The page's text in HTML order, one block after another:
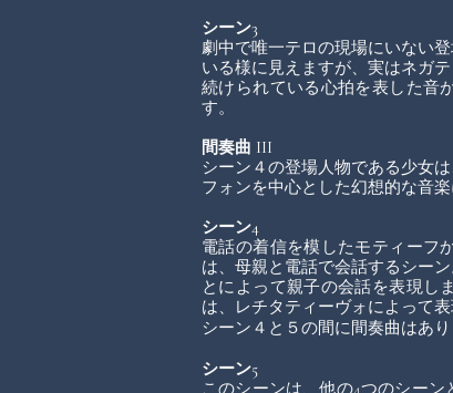
シーン3
劇中で唯一テロの現場にいない
いる様に見えますが、実はネガ
続けられている心拍を表した音
す。
間奏曲 III
シーン４の登場人物である少女
フォンを中心とした幻想的な音
シーン4
電話の着信を模したモティーフ
は、母親と電話で会話するシー
とによって親子の会話を表現し
は、レチタティーヴォによって表
シーン４と５の間に間奏曲はあ
シーン5
このシーンは、他の4つのシー